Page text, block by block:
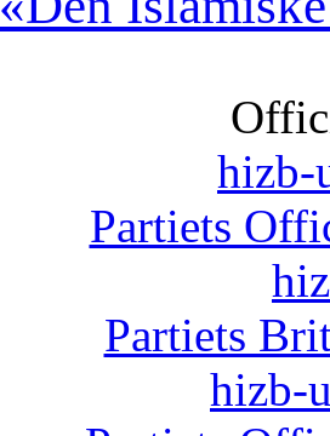
hizb-
Partiets
Partiets
hizb-